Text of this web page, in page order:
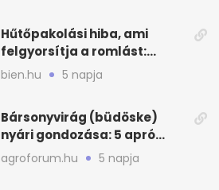
Hűtőpakolási hiba, ami
felgyorsítja a romlást:
zónákra figyelj
bien.hu 5 napja
Bársonyvirág (büdöske)
nyári gondozása: 5 apró
lépés a dús virágzásért
agroforum.hu 5 napja